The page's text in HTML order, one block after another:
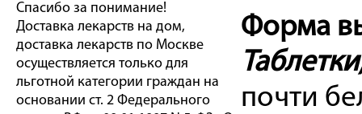
Спасибо за понимание!
Доставка лекарств на дом,
доставка лекарств по Москве
осуществляется только для
льготной категории граждан на
основании ст. 2 Федерального
Форма
почти